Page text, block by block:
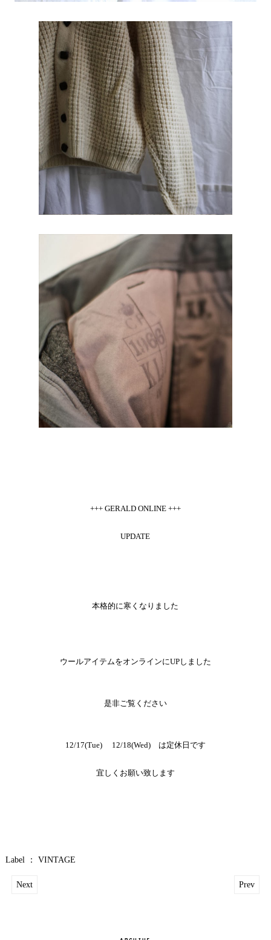
+++ GERALD ONLINE +++
UPDATE
本格的に寒くなりました
ウールアイテムをオンラインにUPしました
是非ご覧ください
12/17(Tue) 12/18(Wed) は定休日です
宜しくお願い致します
Label ： VINTAGE
Next Prev